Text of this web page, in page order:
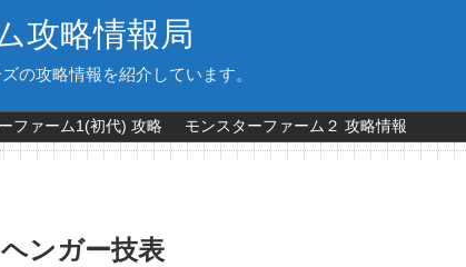
攻略情報局
の攻略情報を紹介しています。
ファーム1(初代) 攻略 モンスターファーム２ 攻略情報
ンガー技表